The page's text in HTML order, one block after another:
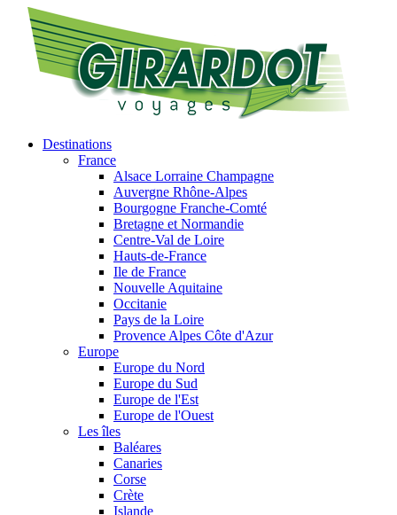
Destinations
France
Alsace Lorraine Champagne
Auvergne Rhône-Alpes
Bourgogne Franche-Comté
Bretagne et Normandie
Centre-Val de Loire
Hauts-de-France
Ile de France
Nouvelle Aquitaine
Occitanie
Pays de la Loire
Provence Alpes Côte d'Azur
Europe
Europe du Nord
Europe du Sud
Europe de l'Est
Europe de l'Ouest
Les îles
Baléares
Canaries
Corse
Crète
Islande